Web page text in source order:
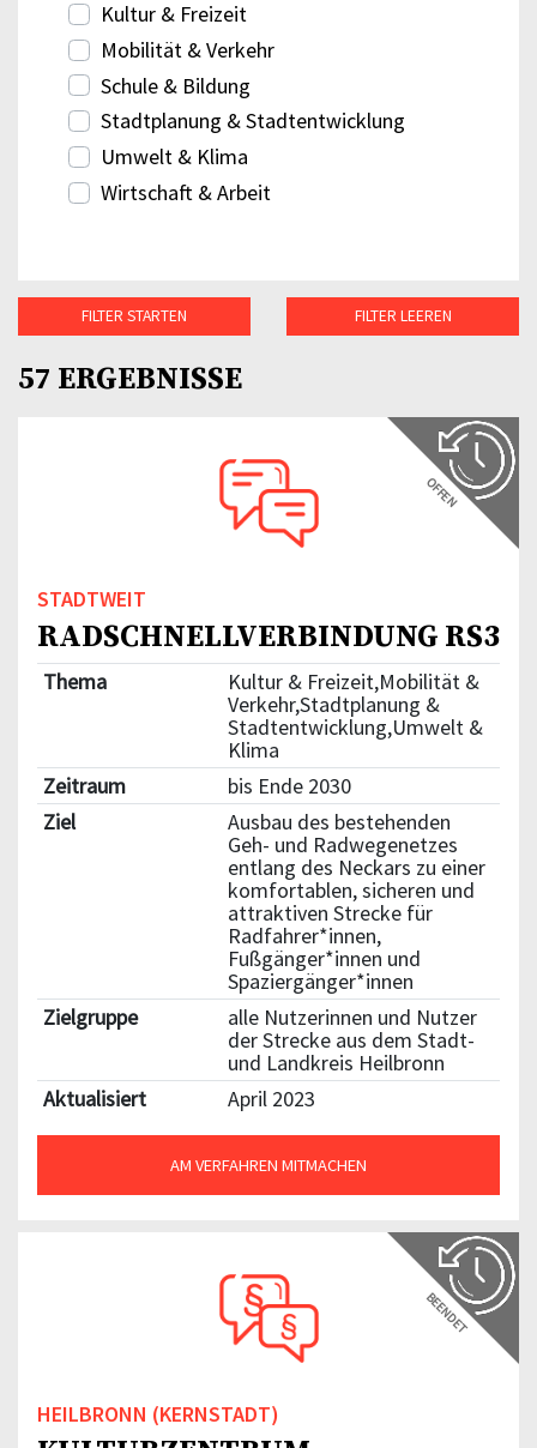
Kultur & Freizeit
Mobilität & Verkehr
Schule & Bildung
Stadtplanung & Stadtentwicklung
Umwelt & Klima
Wirtschaft & Arbeit
FILTER STARTEN FILTER LEEREN
57 ERGEBNISSE
STADTWEIT
RADSCHNELLVERBINDUNG RS3
Thema
Kultur & Freizeit,Mobilität &
Verkehr,Stadtplanung &
Stadtentwicklung,Umwelt &
Klima
Zeitraum
bis Ende 2030
Ziel
Ausbau des bestehenden
Geh- und Radwegenetzes
entlang des Neckars zu einer
komfortablen, sicheren und
attraktiven Strecke für
Radfahrer*innen,
Fußgänger*innen und
Spaziergänger*innen
Zielgruppe
alle Nutzerinnen und Nutzer
der Strecke aus dem Stadt-
und Landkreis Heilbronn
Aktualisiert
April 2023
AM VERFAHREN MITMACHEN
OFFEN
HEILBRONN (KERNSTADT)
BEENDET